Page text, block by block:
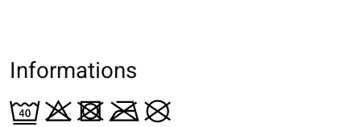
Informations